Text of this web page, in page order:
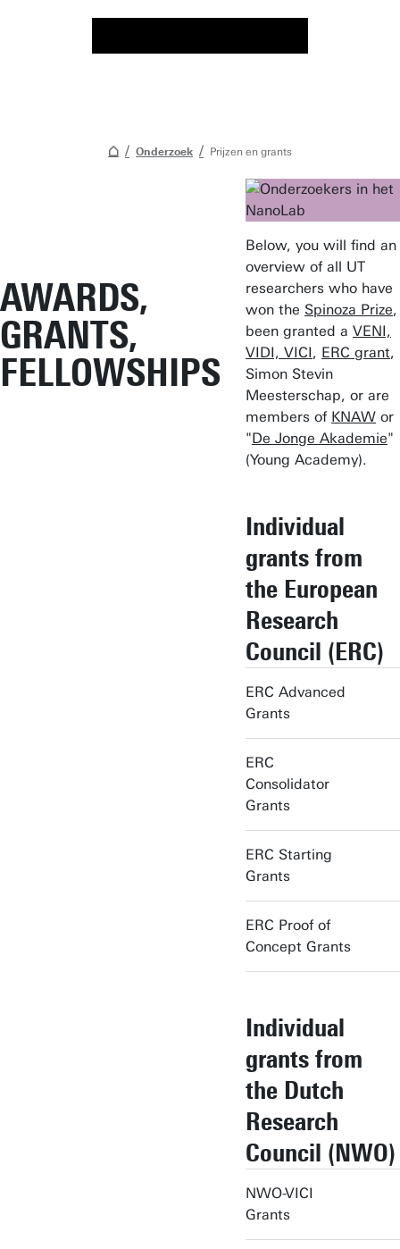
Onderzoek Prijzen en grants
AWARDS,
GRANTS,
FELLOWSHIPS
Below, you will find an
overview of all UT
researchers who have
won the Spinoza Prize,
been granted a VENI,
VIDI, VICI, ERC grant,
Simon Stevin
Meesterschap, or are
members of KNAW or
"De Jonge Akademie"
(Young Academy).
Individual
grants from
the European
Research
Council (ERC)
ERC Advanced
Grants
ERC
Consolidator
Grants
ERC Starting
Grants
ERC Proof of
Concept Grants
Individual
grants from
the Dutch
Research
Council (NWO)
NWO-VICI
Grants